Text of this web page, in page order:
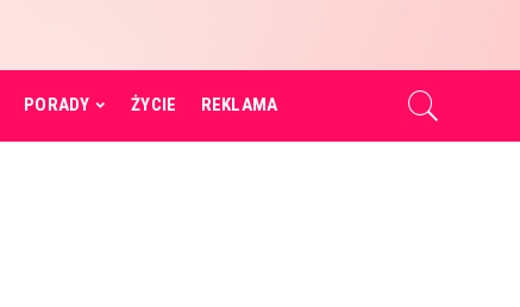
PORADY ŻYCIE REKLAMA